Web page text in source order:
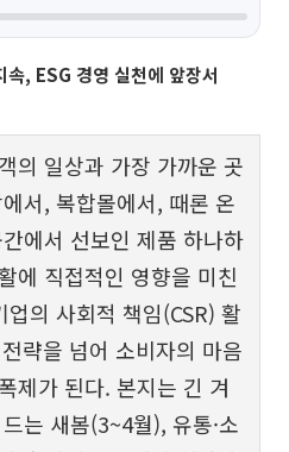
, ESG 경영 실천에 앞장서
의 일상과 가장 가까운 곳
서, 복합몰에서, 때론 온
에서 선보인 제품 하나하
에 직접적인 영향을 미친
의 사회적 책임(CSR) 활
략을 넘어 소비자의 마음
제가 된다. 본지는 긴 겨
는 새봄(3~4월), 유통·소